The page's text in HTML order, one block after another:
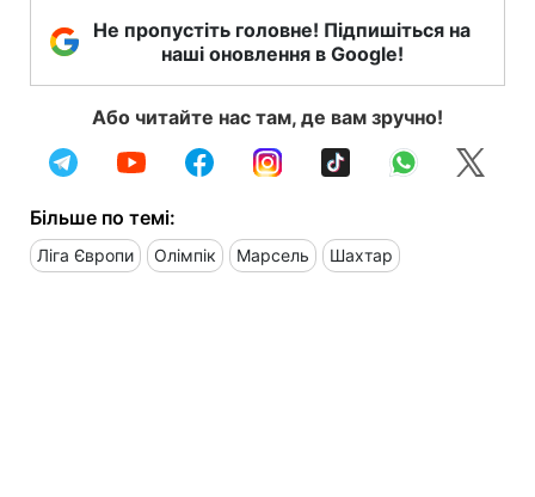
Не пропустіть головне! Підпишіться на
наші оновлення в Google!
Або читайте нас там, де вам зручно!
Більше по темі:
Ліга Європи Олімпік Марсель Шахтар